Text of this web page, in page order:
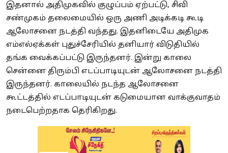
இதனால் அதிமுகவில் குழுப்பம் ஏற்பட்டு, சிவி
சண்முகம் தலைமையில் ஒரு அணி அடிக்கடி கூடி
ஆலோசனை நடத்தி வந்தது. இதனிடையே அதிமுக
எம்எல்ஏக்கள் புதுச்சேரியில் தனியார் விடுதியில்
தங்க வைக்கப்பட்டு இருந்தனர். இன்று காலை
சென்னை திரும்பி எடப்பாடியுடன் ஆலோசனை நடத்தி
இருந்தனர். காலையில் நடந்த ஆலோசனை
கூட்டத்தில் எடப்பாடியுடன் கடுமையான வாக்குவாதம்
நடைபெற்றதாக தெரிகிறது.